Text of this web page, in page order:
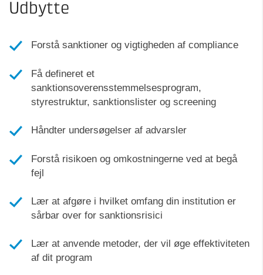
Udbytte
Forstå sanktioner og vigtigheden af compliance
Få defineret et
sanktionsoverensstemmelsesprogram,
styrestruktur, sanktionslister og screening
Håndter undersøgelser af advarsler
Forstå risikoen og omkostningerne ved at begå
fejl
Lær at afgøre i hvilket omfang din institution er
sårbar over for sanktionsrisici
Lær at anvende metoder, der vil øge effektiviteten
af dit program